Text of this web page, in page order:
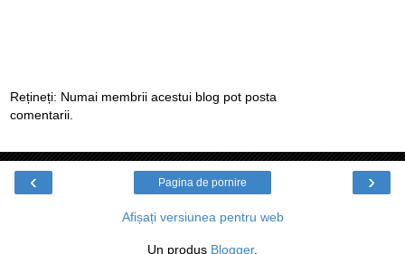
Rețineți: Numai membrii acestui blog pot posta
comentarii.
‹ ›
Pagina de pornire
Afișați versiunea pentru web
Un produs Blogger.